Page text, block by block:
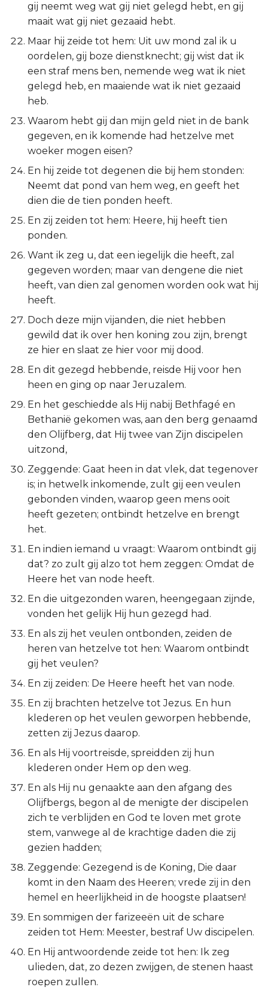
Zacharía
Maleáchi
gij neemt weg wat gij niet gelegd hebt, en gij
maait wat gij niet gezaaid hebt.
Maar hij zeide tot hem: Uit uw mond zal ik u
oordelen, gij boze dienstknecht; gij wist dat ik
een straf mens ben, nemende weg wat ik niet
gelegd heb, en maaiende wat ik niet gezaaid
heb.
Waarom hebt gij dan mijn geld niet in de bank
gegeven, en ik komende had hetzelve met
woeker mogen eisen?
En hij zeide tot degenen die bij hem stonden:
Neemt dat pond van hem weg, en geeft het
dien die de tien ponden heeft.
En zij zeiden tot hem: Heere, hij heeft tien
ponden.
Want ik zeg u, dat een iegelijk die heeft, zal
gegeven worden; maar van dengene die niet
heeft, van dien zal genomen worden ook wat hij
heeft.
Doch deze mijn vijanden, die niet hebben
gewild dat ik over hen koning zou zijn, brengt
ze hier en slaat ze hier voor mij dood.
En dit gezegd hebbende, reisde Hij voor hen
heen en ging op naar Jeruzalem.
En het geschiedde als Hij nabij Bethfagé en
Bethanië gekomen was, aan den berg genaamd
den Olijfberg, dat Hij twee van Zijn discipelen
uitzond,
Zeggende: Gaat heen in dat vlek, dat tegenover
is; in hetwelk inkomende, zult gij een veulen
gebonden vinden, waarop geen mens ooit
heeft gezeten; ontbindt hetzelve en brengt
het.
En indien iemand u vraagt: Waarom ontbindt gij
dat? zo zult gij alzo tot hem zeggen: Omdat de
Heere het van node heeft.
En die uitgezonden waren, heengegaan zijnde,
vonden het gelijk Hij hun gezegd had.
En als zij het veulen ontbonden, zeiden de
heren van hetzelve tot hen: Waarom ontbindt
gij het veulen?
En zij zeiden: De Heere heeft het van node.
En zij brachten hetzelve tot Jezus. En hun
klederen op het veulen geworpen hebbende,
zetten zij Jezus daarop.
En als Hij voortreisde, spreidden zij hun
klederen onder Hem op den weg.
En als Hij nu genaakte aan den afgang des
Olijfbergs, begon al de menigte der discipelen
zich te verblijden en God te loven met grote
stem, vanwege al de krachtige daden die zij
gezien hadden;
Zeggende: Gezegend is de Koning, Die daar
komt in den Naam des Heeren; vrede zij in den
hemel en heerlijkheid in de hoogste plaatsen!
En sommigen der farizeeën uit de schare
zeiden tot Hem: Meester, bestraf Uw discipelen.
En Hij antwoordende zeide tot hen: Ik zeg
ulieden, dat, zo dezen zwijgen, de stenen haast
roepen zullen.